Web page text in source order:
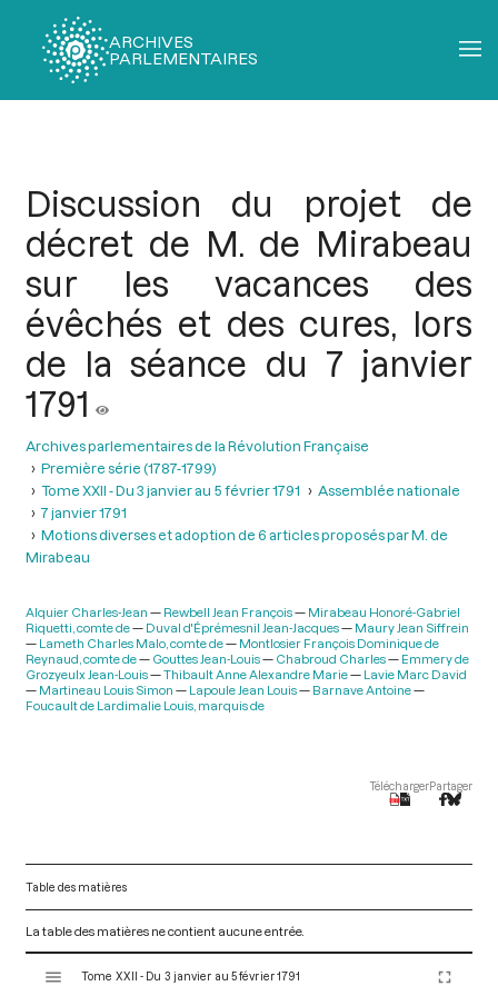
ARCHIVES
PARLEMENTAIRES
Discussion du projet de
décret de M. de Mirabeau
sur les vacances des
évêchés et des cures, lors
de la séance du 7 janvier
1791
Archives parlementaires de la Révolution Française
Première série (1787-1799)
Tome XXII - Du 3 janvier au 5 février 1791
Assemblée nationale
7 janvier 1791
Motions diverses et adoption de 6 articles proposés par M. de
Mirabeau
Alquier Charles-Jean Rewbell Jean François
Mirabeau Honoré-Gabriel
Riquetti, comte de
Duval d'Éprémesnil Jean-Jacques
Maury Jean Siffrein
Lameth Charles Malo, comte de
Montlosier François Dominique de
Reynaud, comte de
Gouttes Jean-Louis Chabroud Charles
Emmery de
Grozyeulx Jean-Louis
Thibault Anne Alexandre Marie
Lavie Marc David
Martineau Louis Simon
Lapoule Jean Louis
Barnave Antoine
Foucault de Lardimalie Louis, marquis de
TéléchargerPartager
Table des matières
La table des matières ne contient aucune entrée.
Tome XXII - Du 3 janvier au 5 février 1791